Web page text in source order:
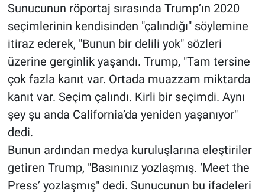
Sunucunun röportaj sırasında Trump’ın 2020
seçimlerinin kendisinden "çalındığı" söylemine
itiraz ederek, "Bunun bir delili yok" sözleri
üzerine gerginlik yaşandı. Trump, "Tam tersine
çok fazla kanıt var. Ortada muazzam miktarda
kanıt var. Seçim çalındı. Kirli bir seçimdi. Aynı
şey şu anda California’da yeniden yaşanıyor"
dedi.
Bunun ardından medya kuruluşlarına eleştiriler
getiren Trump, "Basınınız yozlaşmış. ‘Meet the
Press’ yozlaşmış" dedi. Sunucunun bu ifadeleri